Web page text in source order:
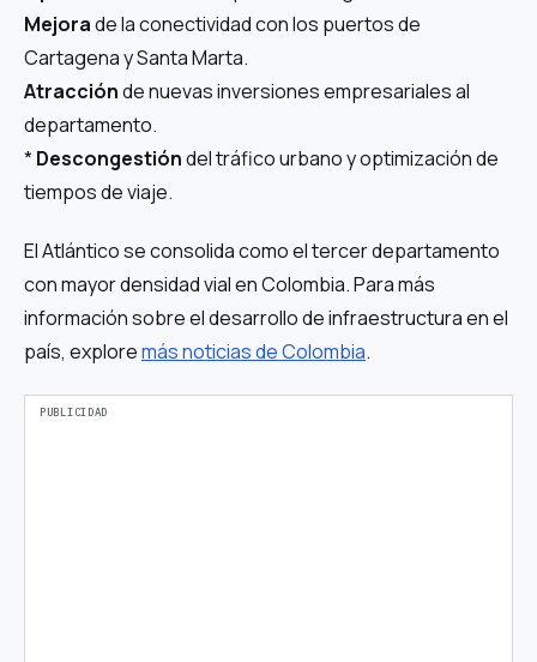
Mejorade la conectividad con los puertos de
Cartagena y Santa Marta.
Atracciónde nuevas inversiones empresariales al
departamento.
*Descongestióndel tráfico urbano y optimización de
tiempos de viaje.
El Atlántico se consolida como el tercer departamento
con mayor densidad vial en Colombia. Para más
información sobre el desarrollo de infraestructura en el
país, exploremás noticias de Colombia.